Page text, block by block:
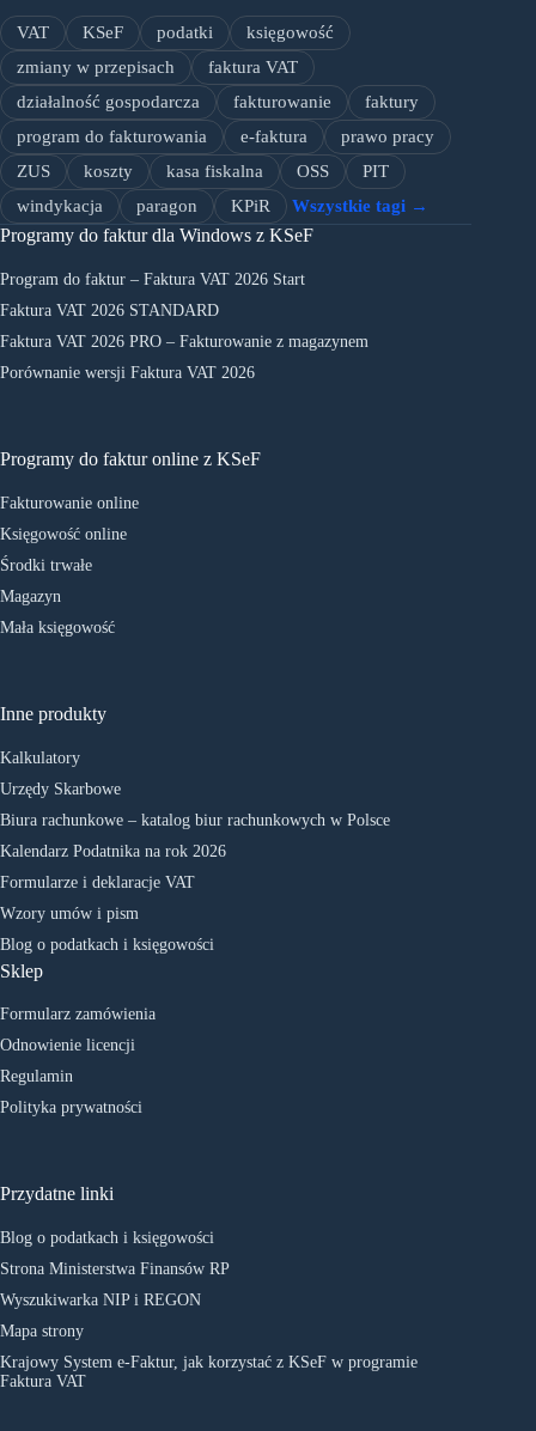
VAT KSeF podatki
księgowość
zmiany w przepisach
faktura VAT
działalność gospodarcza
fakturowanie
faktury
program do fakturowania
e-faktura
prawo pracy
ZUS
koszty kasa fiskalna OSS
PIT
windykacja
paragon KPiR Wszystkie tagi →
Programy do faktur dla Windows z KSeF
Program do faktur – Faktura VAT 2026 Start
Faktura VAT 2026 STANDARD
Faktura VAT 2026 PRO – Fakturowanie z magazynem
Porównanie wersji Faktura VAT 2026
Programy do faktur online z KSeF
Fakturowanie online
Księgowość online
Środki trwałe
Magazyn
Mała księgowość
Inne produkty
Kalkulatory
Urzędy Skarbowe
Biura rachunkowe – katalog biur rachunkowych w Polsce
Kalendarz Podatnika na rok 2026
Formularze i deklaracje VAT
Wzory umów i pism
Blog o podatkach i księgowości
Sklep
Formularz zamówienia
Odnowienie licencji
Regulamin
Polityka prywatności
Przydatne linki
Blog o podatkach i księgowości
Strona Ministerstwa Finansów RP
Wyszukiwarka NIP i REGON
Mapa strony
Krajowy System e-Faktur, jak korzystać z KSeF w programie
Faktura VAT